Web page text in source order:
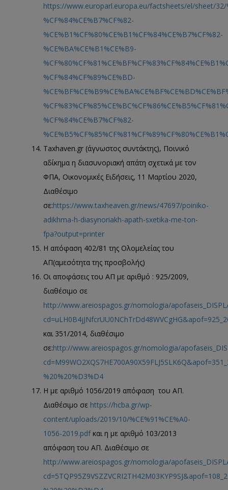
https://www.europarl.europa.eu/factsheets/el/sheet/32/
%CF%84%CE%B7%CF%82-
%CE%B1%CF%80%CE%B1%CF%84%CE%B7%CF%82-
%CE%BA%CE%B1%CE%B9-
%CF%84%CF%89%CE%BD-
%CF%84%CE%B7%CF%82-
Taxhaven.gr (άγνωστος συντάκτης), Ποινικό
αδίκημα η διασυνοριακή απάτη σχετικά με τον
ΦΠΑ, Οικονομικές Ειδήσεις, 11 Μαρτίου 2020,
Διαθέσιμο
σε:https://www.taxheaven.gr/news/47697/poiniko-
adikhma-h-diasynoriakh-apath-sxetika-me-ton-
fpa?output=printer
Η απόφαση 402/81 της Ολομελείας του
ΑΠ(αμεσότητα της προσβολής)
Οι αποφάσεις του ΑΠ με αριθμό : 925/2009,
διαθέσιμο σε
http://www.areiospagos.gr/nomologia/
και 351/2014, διαθέσιμο
σε:http://www.areiospagos.gr/nomologia/
%20%20%D3%D4
Η με αριθμό 1056/2019 απόφαση του ΑΠ.
Διαθέσιμο σε https://hcba.gr/wp-
content/uploads/2019/10/%CE%91%CE%A0-
1056-2019.pdfκαι η με αριθμό 103/2013
απόφαση του ΑΠ. Διαθέσιμο σε
http://www.areiospagos.gr/nomologia/